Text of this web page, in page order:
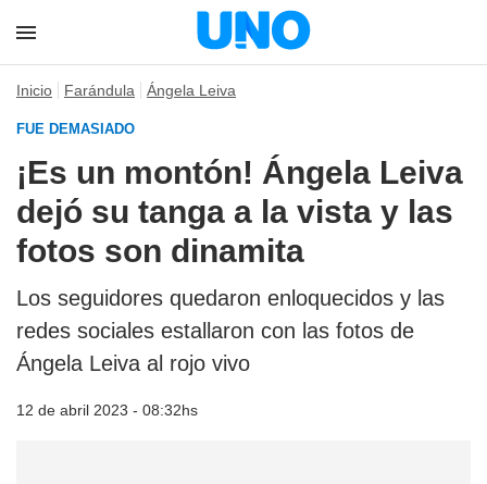
Inicio Farándula Ángela Leiva
FUE DEMASIADO
¡Es un montón! Ángela Leiva
dejó su tanga a la vista y las
fotos son dinamita
Los seguidores quedaron enloquecidos y las
redes sociales estallaron con las fotos de
Ángela Leiva al rojo vivo
12 de abril 2023 - 08:32hs